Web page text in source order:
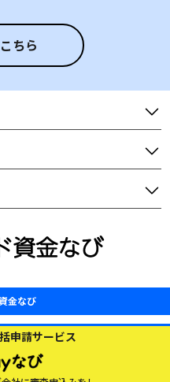
申請サービス
ちら
金なび